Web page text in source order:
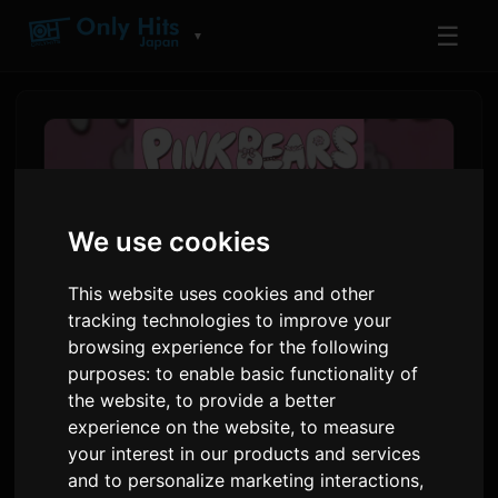
We use cookies
This website uses cookies and other
tracking technologies to improve your
browsing experience for the following
purposes:to enable basic functionality of
the website,to provide a better
experience on the website,to measure
your interest in our products and services
and to personalize marketing interactions,
▼ ☰
Koresawa anuncia a lista de
temas do seu miniálbum
'PINK BEARS', sinxelo